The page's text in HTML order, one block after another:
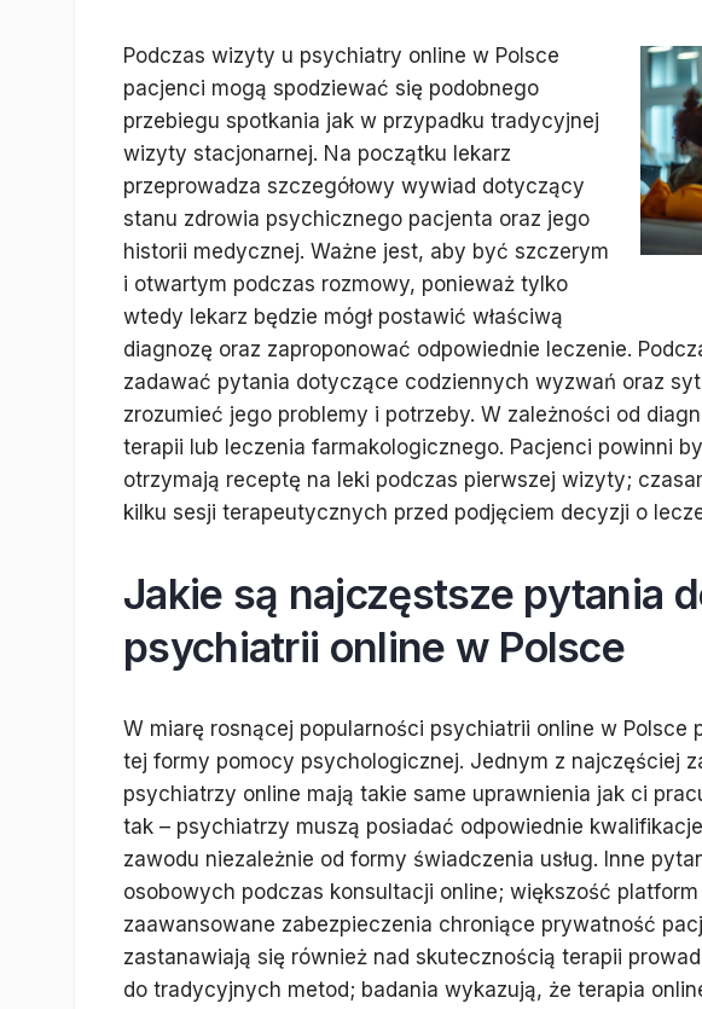
Podczas wizyty u psychiatry online w Polsce
pacjenci mogą spodziewać się podobnego
przebiegu spotkania jak w przypadku tradycyjnej
wizyty stacjonarnej. Na początku lekarz
przeprowadza szczegółowy wywiad dotyczący
stanu zdrowia psychicznego pacjenta oraz jego
historii medycznej. Ważne jest, aby być szczerym
i otwartym podczas rozmowy, ponieważ tylko
wtedy lekarz będzie mógł postawić właściwą
diagnozę oraz zaproponować odpowiednie leczenie.
zadawać pytania dotyczące codziennych wyzwań oraz
zrozumieć jego problemy i potrzeby. W zależności od
terapii lub leczenia farmakologicznego. Pacjenci powinni
otrzymają receptę na leki podczas pierwszej wizyty;
kilku sesji terapeutycznych przed podjęciem decyzji o
Jakie są najczęstsze pytania
psychiatrii online w Polsce
W miarę rosnącej popularności psychiatrii online w
tej formy pomocy psychologicznej. Jednym z najczęściej
psychiatrzy online mają takie same uprawnienia jak ci
tak – psychiatrzy muszą posiadać odpowiednie
zawodu niezależnie od formy świadczenia usług. Inne
osobowych podczas konsultacji online; większość
zaawansowane zabezpieczenia chroniące prywatność
zastanawiają się również nad skutecznością terapii
do tradycyjnych metod; badania wykazują, że terapia